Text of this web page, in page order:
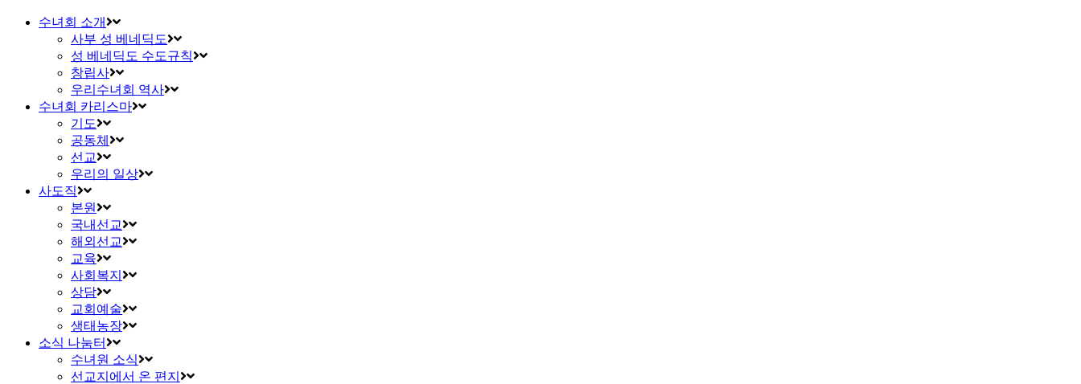
수녀회 소개
사부 성 베네딕도
성 베네딕도 수도규칙
창립사
우리수녀회 역사
수녀회 카리스마
기도
공동체
선교
우리의 일상
사도직
본원
국내선교
해외선교
교육
사회복지
상담
교회예술
생태농장
소식 나눔터
수녀원 소식
선교지에서 온 편지